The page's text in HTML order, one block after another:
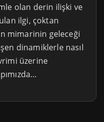
olan derin ilişki ve
ilgi, çoktan
mimarinin geleceği
dinamiklerle nasıl
üzerine